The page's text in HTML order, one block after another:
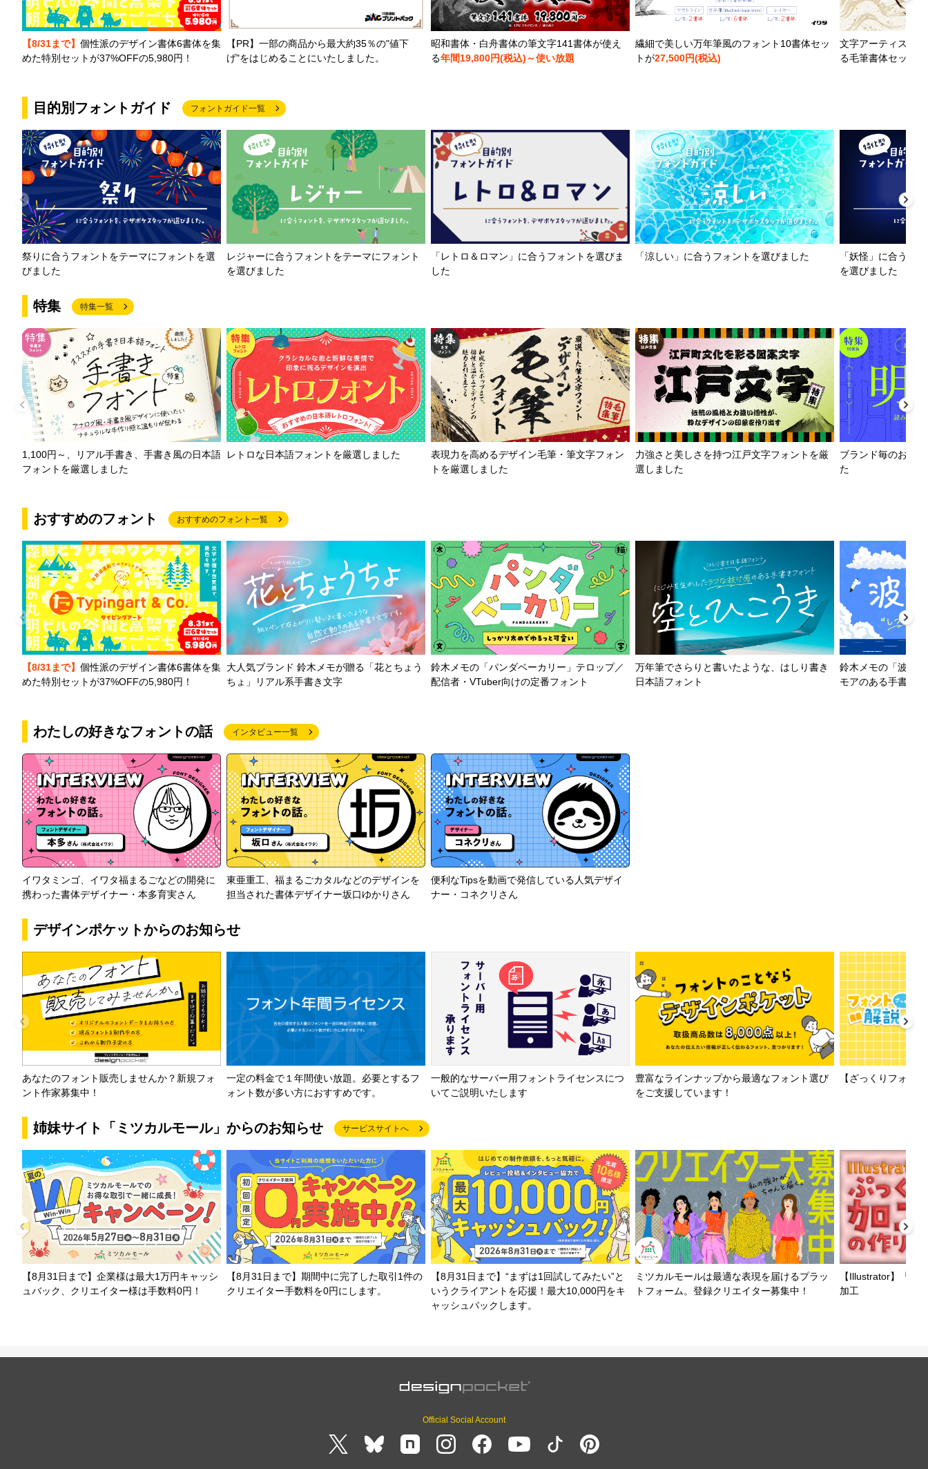
【8/31まで】 個性派のデザイン書体6書体を集
めた特別セットが37%OFFの5,980円！
【PR】一部の商品から最大約35％の"値下
げ"をはじめることにいたしました。
昭和書体・白舟書体の筆文字141書体が使え
る年間19,800円(税込)～使い放題
繊細で美しい万年筆風のフォント10書体セッ
トが27,500円(税込)
文字アーティスト
る毛筆書体セットが
目的別フォントガイド フォントガイド一覧
祭りに合うフォントをテーマにフォントを選
びました
レジャーに合うフォントをテーマにフォント
を選びました
「レトロ＆ロマン」に合うフォントを選びま
した
「涼しい」に合うフォントを選びました
「妖怪」に合うフ
を選びました
特集 特集一覧
1,100円～、リアル手書き、手書き風の日本語
フォントを厳選しました
レトロな日本語フォントを厳選しました
表現力を高めるデザイン毛筆・筆文字フォン
トを厳選しました
力強さと美しさを持つ江戸文字フォントを厳
選しました
ブランド毎のおす
た
おすすめのフォント おすすめのフォント一覧
【8/31まで】 個性派のデザイン書体6書体を集
めた特別セットが37%OFFの5,980円！
大人気ブランド 鈴木メモが贈る「花とちょう
ちょ」リアル系手書き文字
鈴木メモの「パンダベーカリー」テロップ／
配信者・VTuber向けの定番フォント
万年筆でさらりと書いたような、はしり書き
日本語フォント
鈴木メモの「波と
モアのある手書き
わたしの好きなフォントの話 インタビュー一覧
イワタミンゴ、イワタ福まるごなどの開発に
携わった書体デザイナー・本多育実さん
東亜重工、福まるごカタルなどのデザインを
担当された書体デザイナー坂口ゆかりさん
便利なTipsを動画で発信している人気デザイ
ナー・コネクリさん
デザインポケットからのお知らせ
あなたのフォント販売しませんか？新規フォ
ント作家募集中！
一定の料金で１年間使い放題。必要とするフ
ォント数が多い方におすすめです。
一般的なサーバー用フォントライセンスにつ
いてご説明いたします
豊富なラインナップから最適なフォント選び
をご支援しています！
【ざっくりフォン
姉妹サイト「ミツカルモール」からのお知らせ サービスサイトへ
【8月31日まで】企業様は最大1万円キャッシ
ュバック、クリエイター様は手数料0円！
【8月31日まで】期間中に完了した取引1件の
クリエイター手数料を0円にします。
【8月31日まで】“まずは1回試してみたい”と
いうクライアントを応援！最大10,000円をキ
ャッシュバックします。
ミツカルモールは最適な表現を届けるプラッ
トフォーム。登録クリエイター募集中！
【Illustrator】「3D
加工
Official Social Account